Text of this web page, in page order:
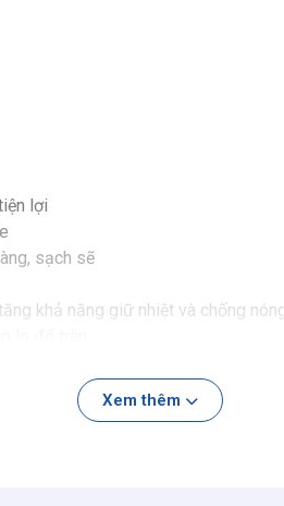
lợi
sạch sẽ
khả năng giữ nhiệt và chống
Xem thêm